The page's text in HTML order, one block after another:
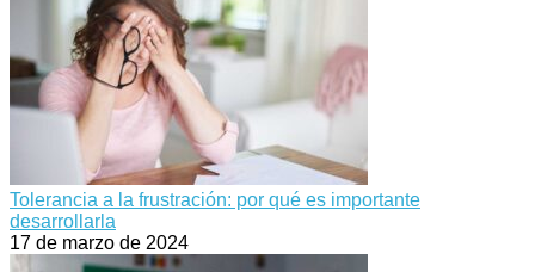
Tolerancia a la frustración: por qué es importante
desarrollarla
17 de marzo de 2024